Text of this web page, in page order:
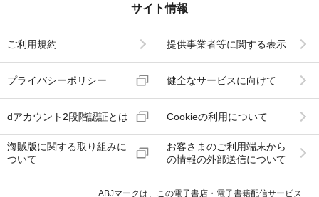
サイト情報
ご利用規約 提供事業者等に関する表示
プライバシーポリシー 健全なサービスに向けて
dアカウント2段階認証とは Cookieの利用について
海賊版に関する取り組みに
ついて
お客さまのご利用端末から
の情報の外部送信について
ABJマークは、この電子書店・電子書籍配信サービス